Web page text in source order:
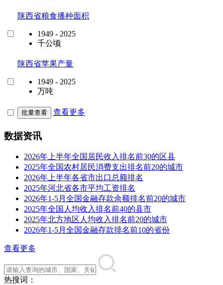
陕西省粮食播种面积
1949 - 2025
千公顷
陕西省苹果产量
1949 - 2025
万吨
批量查看 查看更多
数据资讯
2026年上半年全国居民收入排名前30的区县
2025年全国农村居民消费支出排名前20的城市
2026年上半年各省市出口总额排名
2025年河北省各市平均工资排名
2026年1-5月全国金融存款余额排名前20的城市
2025年全国人均收入排名前40的县市
2025年北方地区人均收入排名前20的城市
2026年1-5月全国金融存款排名前10的省份
查看更多
热搜词：